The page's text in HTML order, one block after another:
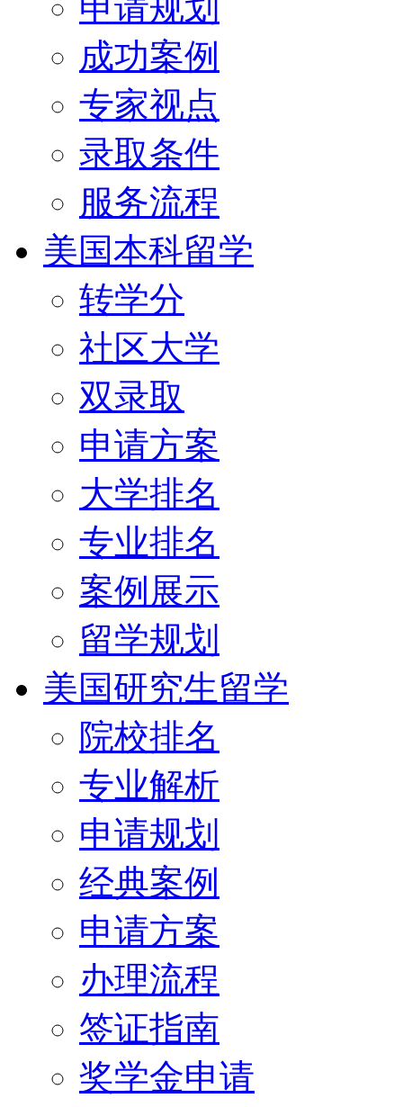
成功案例
专家视点
录取条件
服务流程
美国本科留学
转学分
社区大学
双录取
申请方案
大学排名
专业排名
案例展示
留学规划
美国研究生留学
院校排名
专业解析
申请规划
经典案例
申请方案
办理流程
签证指南
奖学金申请